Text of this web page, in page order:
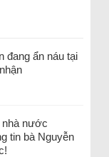
đang ẩn náu tại
nhà nước
tin bà Nguyễn